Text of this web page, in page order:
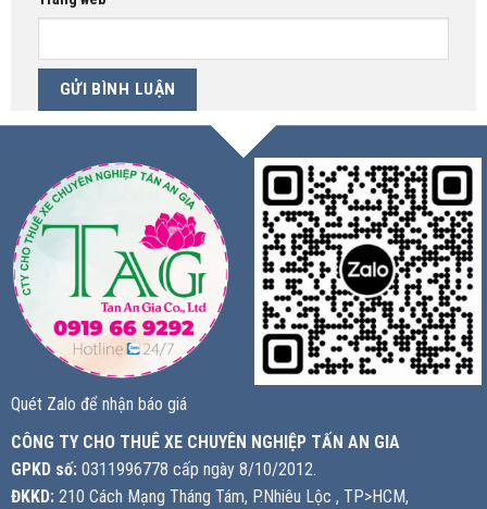
Quét Zalo để nhận báo giá
CÔNG TY CHO THUÊ XE CHUYÊN NGHIỆP TẤN AN GIA
GPKD số: 0311996778 cấp ngày 8/10/2012.
ĐKKD: 210 Cách Mạng Tháng Tám, P.Nhiêu Lộc , TP>HCM,